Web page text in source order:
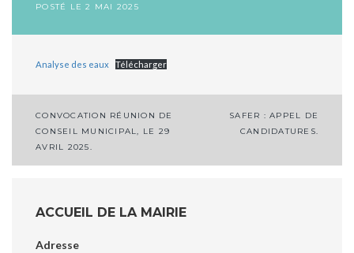
POSTÉ LE2 MAI 2025
Analyse des eaux Télécharger
Navigation
de
l’article
CONVOCATION RÉUNION DE
CONSEIL MUNICIPAL, LE 29
AVRIL 2025.
SAFER : APPEL DE
CANDIDATURES.
ACCUEIL DE LA MAIRIE
Adresse